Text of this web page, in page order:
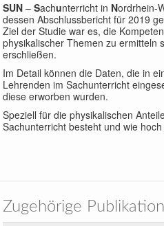
SUN – Sachunterricht in Nordrhein-
dessen Abschlussbericht für 2019
Ziel der Studie war es, die
physikalischer Themen zu ermitteln
erschließen.
Im Detail können die Daten, die in
Lehrenden im Sachunterricht
diese erworben wurden.
Speziell für die physikalischen
Sachunterricht besteht und wie
Zugehörige